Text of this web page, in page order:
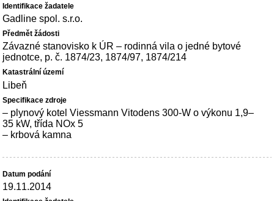
Gadline spol. s.r.o.
Závazné stanovisko k ÚR – rodinná vila o jedné bytové
jednotce, p. č. 1874/23, 1874/97, 1874/214
Libeň
– plynový kotel Viessmann Vitodens 300-W o výkonu 1,9–
35 kW, třída NOx 5
– krbová kamna
19.11.2014